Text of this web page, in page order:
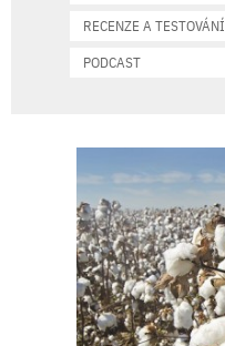
RECENZE A TESTOVÁNÍ
PODCAST